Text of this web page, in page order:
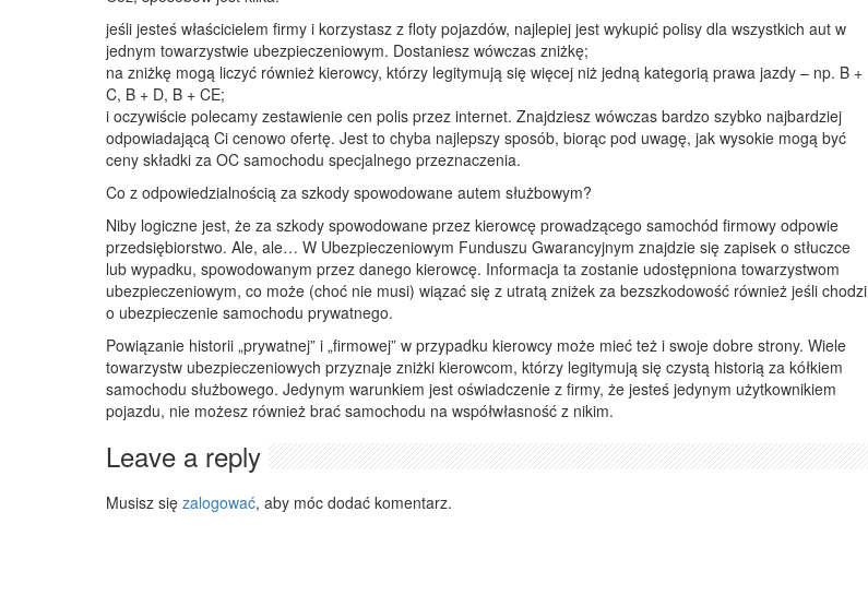
jeśli jesteś właścicielem firmy i korzystasz z floty pojazdów, najlepiej jest wykupić polisy dla wszystkich aut w
jednym towarzystwie ubezpieczeniowym. Dostaniesz wówczas zniżkę;
na zniżkę mogą liczyć również kierowcy, którzy legitymują się więcej niż jedną kategorią prawa jazdy – np. B +
C, B + D, B + CE;
i oczywiście polecamy zestawienie cen polis przez internet. Znajdziesz wówczas bardzo szybko najbardziej
odpowiadającą Ci cenowo ofertę. Jest to chyba najlepszy sposób, biorąc pod uwagę, jak wysokie mogą być
ceny składki za OC samochodu specjalnego przeznaczenia.
Co z odpowiedzialnością za szkody spowodowane autem służbowym?
Niby logiczne jest, że za szkody spowodowane przez kierowcę prowadzącego samochód firmowy odpowie
przedsiębiorstwo. Ale, ale… W Ubezpieczeniowym Funduszu Gwarancyjnym znajdzie się zapisek o stłuczce
lub wypadku, spowodowanym przez danego kierowcę. Informacja ta zostanie udostępniona towarzystwom
ubezpieczeniowym, co może (choć nie musi) wiązać się z utratą zniżek za bezszkodowość również jeśli chodzi
o ubezpieczenie samochodu prywatnego.
Powiązanie historii „prywatnej” i „firmowej” w przypadku kierowcy może mieć też i swoje dobre strony. Wiele
towarzystw ubezpieczeniowych przyznaje zniżki kierowcom, którzy legitymują się czystą historią za kółkiem
samochodu służbowego. Jedynym warunkiem jest oświadczenie z firmy, że jesteś jedynym użytkownikiem
pojazdu, nie możesz również brać samochodu na współwłasność z nikim.
Leave a reply
Musisz się zalogować, aby móc dodać komentarz.